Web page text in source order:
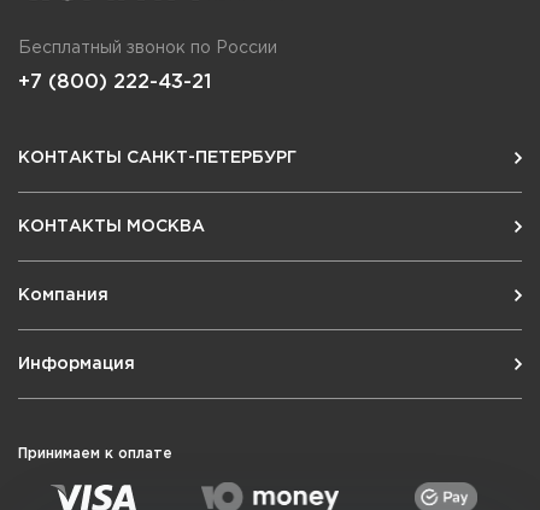
Бесплатный звонок по России
+7 (800) 222-43-21
КОНТАКТЫ САНКТ-ПЕТЕРБУРГ
КОНТАКТЫ МОСКВА
Компания
Информация
Принимаем к оплате